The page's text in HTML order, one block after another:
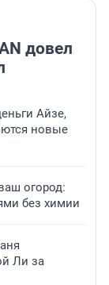
довел
Айзе,
новые
огород:
без химии
Ли за